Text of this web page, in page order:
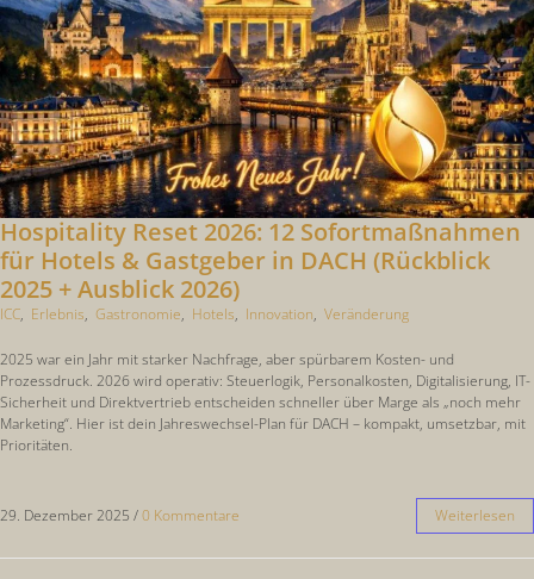
Hospitality Reset 2026: 12 Sofortmaßnahmen
für Hotels & Gastgeber in DACH (Rückblick
2025 + Ausblick 2026)
ICC, Erlebnis, Gastronomie, Hotels, Innovation, Veränderung
2025 war ein Jahr mit starker Nachfrage, aber spürbarem Kosten- und
Prozessdruck. 2026 wird operativ: Steuerlogik, Personalkosten, Digitalisierung, IT-
Sicherheit und Direktvertrieb entscheiden schneller über Marge als „noch mehr
Marketing“. Hier ist dein Jahreswechsel-Plan für DACH – kompakt, umsetzbar, mit
Prioritäten.
29. Dezember 2025 /0 Kommentare Weiterlesen